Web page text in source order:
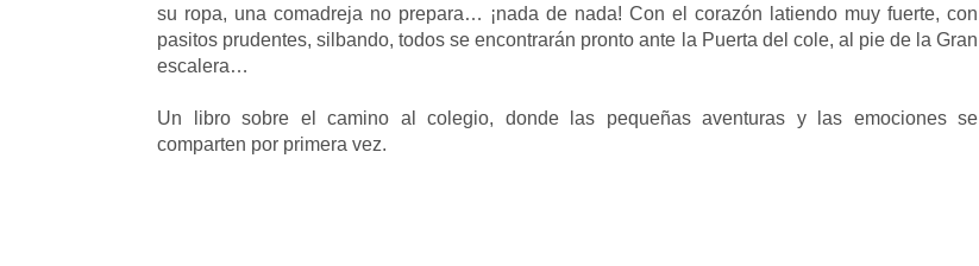
su ropa, una comadreja no prepara… ¡nada de nada! Con el corazón latiendo muy fuerte, con
pasitos prudentes, silbando, todos se encontrarán pronto ante la Puerta del cole, al pie de la Gran
escalera…
Un libro sobre el camino al colegio, donde las pequeñas aventuras y las emociones se
comparten por primera vez.